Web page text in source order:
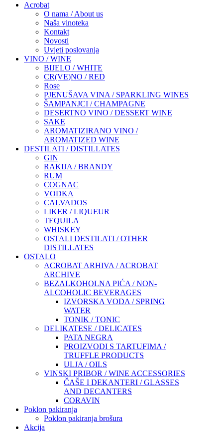
Acrobat
O nama / About us
Naša vinoteka
Kontakt
Novosti
Uvjeti poslovanja
VINO / WINE
BIJELO / WHITE
CR(VE)NO / RED
Rose
PJENUŠAVA VINA / SPARKLING WINES
ŠAMPANJCI / CHAMPAGNE
DESERTNO VINO / DESSERT WINE
SAKE
AROMATIZIRANO VINO /
AROMATIZED WINE
DESTILATI / DISTILLATES
GIN
RAKIJA / BRANDY
RUM
COGNAC
VODKA
CALVADOS
LIKER / LIQUEUR
TEQUILA
WHISKEY
OSTALI DESTILATI / OTHER
DISTILLATES
OSTALO
ACROBAT ARHIVA / ACROBAT
ARCHIVE
BEZALKOHOLNA PIĆA / NON-
ALCOHOLIC BEVERAGES
IZVORSKA VODA / SPRING
WATER
TONIK / TONIC
DELIKATESE / DELICATES
PATA NEGRA
PROIZVODI S TARTUFIMA /
TRUFFLE PRODUCTS
ULJA / OILS
VINSKI PRIBOR / WINE ACCESSORIES
ČAŠE I DEKANTERI / GLASSES
AND DECANTERS
CORAVIN
Poklon pakiranja
Poklon pakiranja brošura
Akcija